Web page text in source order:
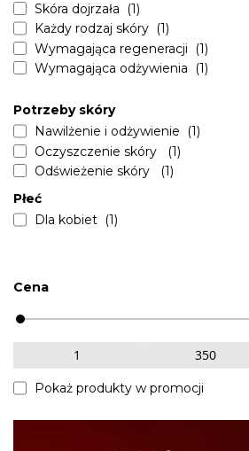
Skóra dojrzała (1)
Każdy rodzaj skóry (1)
Wymagająca regeneracji (1)
Wymagająca odżywienia (1)
Potrzeby skóry
Nawilżenie i odżywienie (1)
Oczyszczenie skóry (1)
Odświeżenie skóry (1)
Płeć
Dla kobiet (1)
Cena
Pokaż produkty w promocji